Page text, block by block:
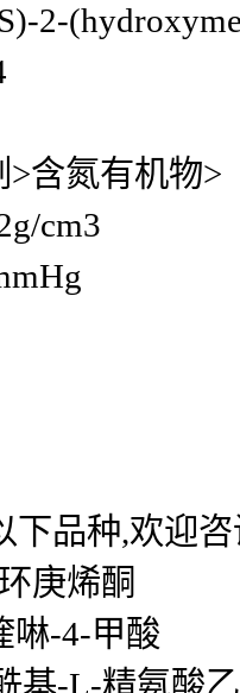
2-
含氮有机物>
cm3
下品种,欢迎
庚烯酮
啉-4-甲酸
基-L-精氨酸